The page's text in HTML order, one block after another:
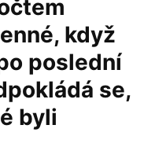
když
poslední
se,
byli